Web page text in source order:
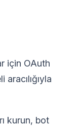
için OAuth
kurun, bot